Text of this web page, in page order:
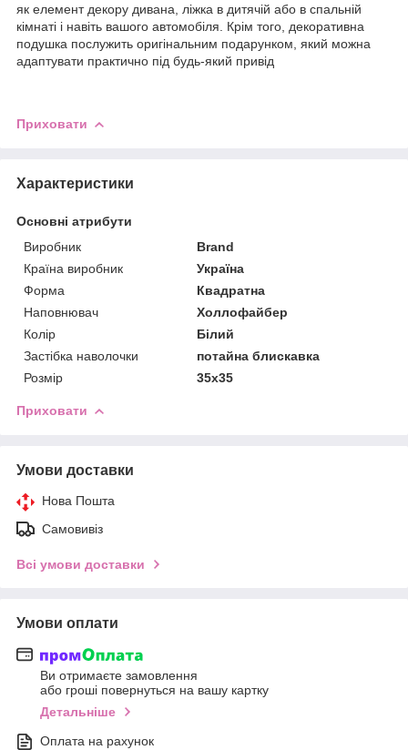
як елемент декору дивана, ліжка в дитячій або в спальній
кімнаті і навіть вашого автомобіля. Крім того, декоративна
подушка послужить оригінальним подарунком, який можна
адаптувати практично під будь-який привід
Приховати
Характеристики
Основні атрибути
Виробник
Brand
Країна виробник
Україна
Форма
Квадратна
Наповнювач
Холлофайбер
Колір
Білий
Застібка наволочки
потайна блискавка
Розмір
35x35
Приховати
Умови доставки
Нова Пошта
Самовивіз
Всі умови доставки
Умови оплати
Ви отримаєте замовлення
або гроші повернуться на вашу картку
Детальніше
Оплата на рахунок